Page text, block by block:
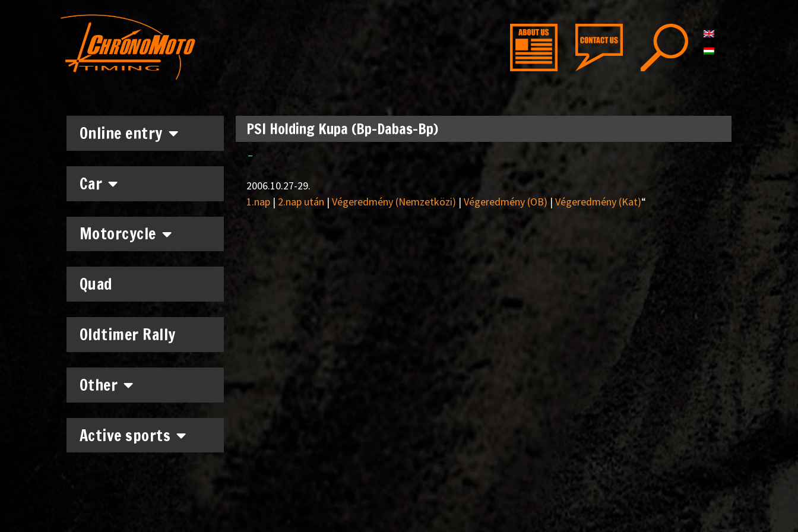
Online entry
Car
Motorcycle
Quad
Oldtimer Rally
Other
Active sports
PSI Holding Kupa (Bp-Dabas-Bp)
–
2006.10.27-29.
1.nap | 2.nap után | Végeredmény (Nemzetközi) | Végeredmény (OB) | Végeredmény (Kat)“